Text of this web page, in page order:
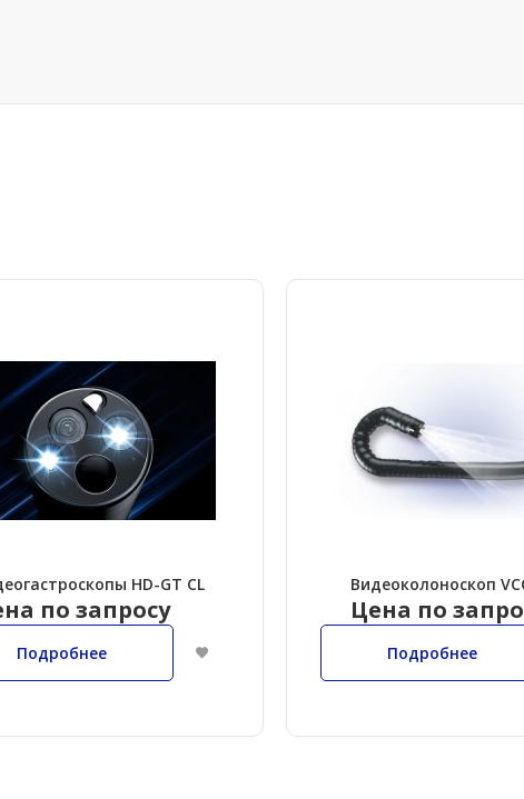
HD-GT CL
по запросу
Подробнее
Видеоколоноскоп
Цена по
Подробнее